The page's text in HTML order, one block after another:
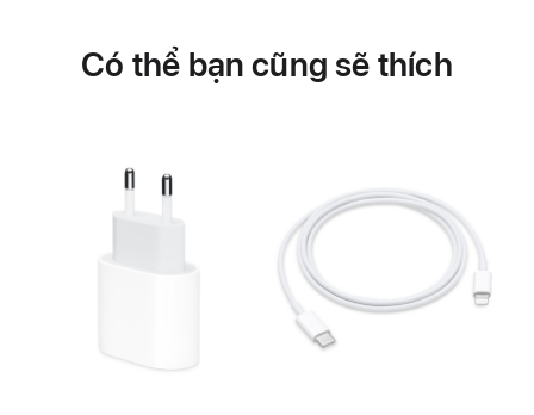
Có thể bạn cũng sẽ thích